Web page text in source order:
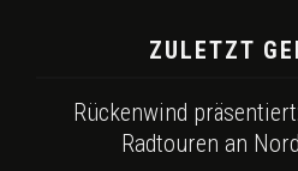
ZULETZT
Rückenwind
Radtouren an